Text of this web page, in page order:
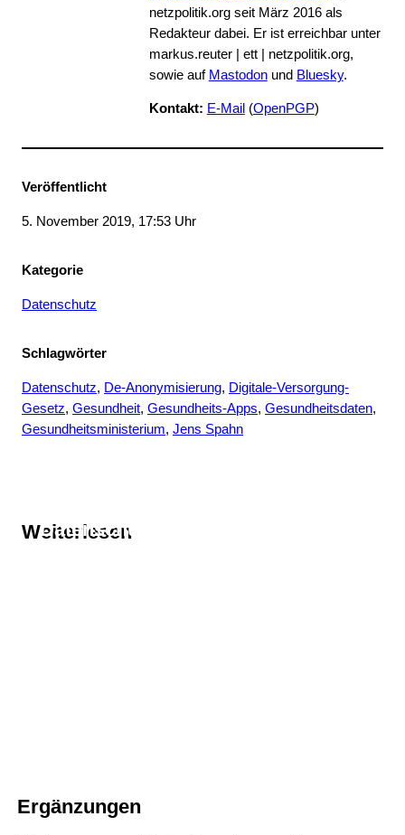
netzpolitik.org seit März 2016 als
Redakteur dabei. Er ist erreichbar unter
markus.reuter | ett | netzpolitik.org,
sowie auf Mastodonund Bluesky.
Kontakt: E-Mail (OpenPGP)
Veröffentlicht
5. November 2019, 17:53 Uhr
Kategorie
Datenschutz
Schlagwörter
Datenschutz, De-Anonymisierung, Digitale-Versorgung-
Gesetz, Gesundheit, Gesundheits-Apps, Gesundheitsdaten
Gesundheitsministerium, Jens Spahn
Weiterlesen
Datenschutz
Ergänzungen